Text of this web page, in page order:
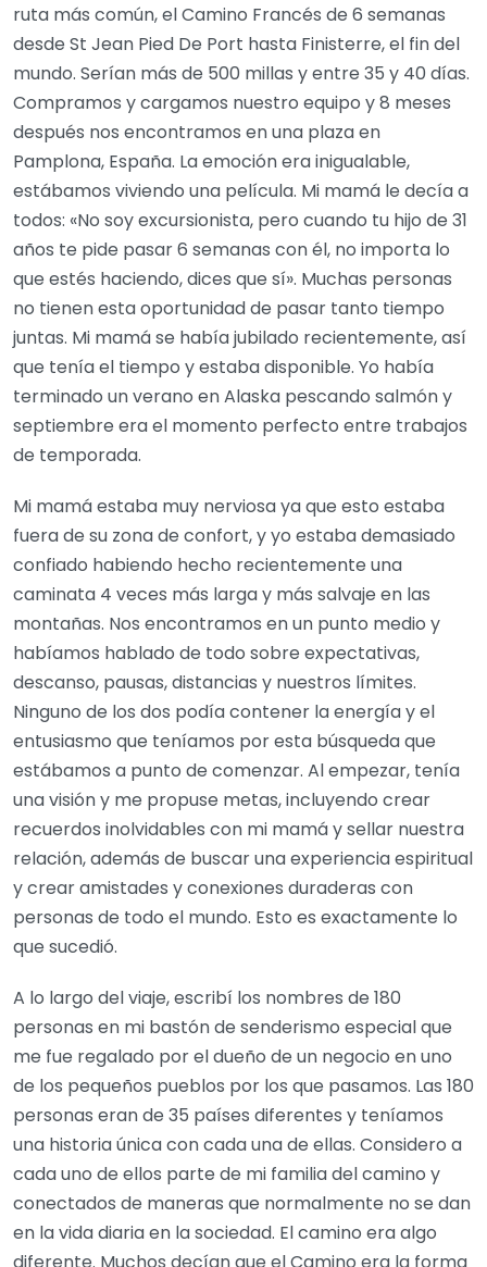
ruta más común, el Camino Francés de 6 semanas
desde St Jean Pied De Port hasta Finisterre, el fin del
mundo. Serían más de 500 millas y entre 35 y 40 días.
Compramos y cargamos nuestro equipo y 8 meses
después nos encontramos en una plaza en
Pamplona, España. La emoción era inigualable,
estábamos viviendo una película. Mi mamá le decía a
todos: «No soy excursionista, pero cuando tu hijo de 31
años te pide pasar 6 semanas con él, no importa lo
que estés haciendo, dices que sí». Muchas personas
no tienen esta oportunidad de pasar tanto tiempo
juntas. Mi mamá se había jubilado recientemente, así
que tenía el tiempo y estaba disponible. Yo había
terminado un verano en Alaska pescando salmón y
septiembre era el momento perfecto entre trabajos
de temporada.
Mi mamá estaba muy nerviosa ya que esto estaba
fuera de su zona de confort, y yo estaba demasiado
confiado habiendo hecho recientemente una
caminata 4 veces más larga y más salvaje en las
montañas. Nos encontramos en un punto medio y
habíamos hablado de todo sobre expectativas,
descanso, pausas, distancias y nuestros límites.
Ninguno de los dos podía contener la energía y el
entusiasmo que teníamos por esta búsqueda que
estábamos a punto de comenzar. Al empezar, tenía
una visión y me propuse metas, incluyendo crear
recuerdos inolvidables con mi mamá y sellar nuestra
relación, además de buscar una experiencia espiritual
y crear amistades y conexiones duraderas con
personas de todo el mundo. Esto es exactamente lo
que sucedió.
A lo largo del viaje, escribí los nombres de 180
personas en mi bastón de senderismo especial que
me fue regalado por el dueño de un negocio en uno
de los pequeños pueblos por los que pasamos. Las 180
personas eran de 35 países diferentes y teníamos
una historia única con cada una de ellas. Considero a
cada uno de ellos parte de mi familia del camino y
conectados de maneras que normalmente no se dan
en la vida diaria en la sociedad. El camino era algo